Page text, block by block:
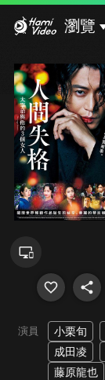
瀏覽
演員 小栗旬
成田凌
藤原龍也